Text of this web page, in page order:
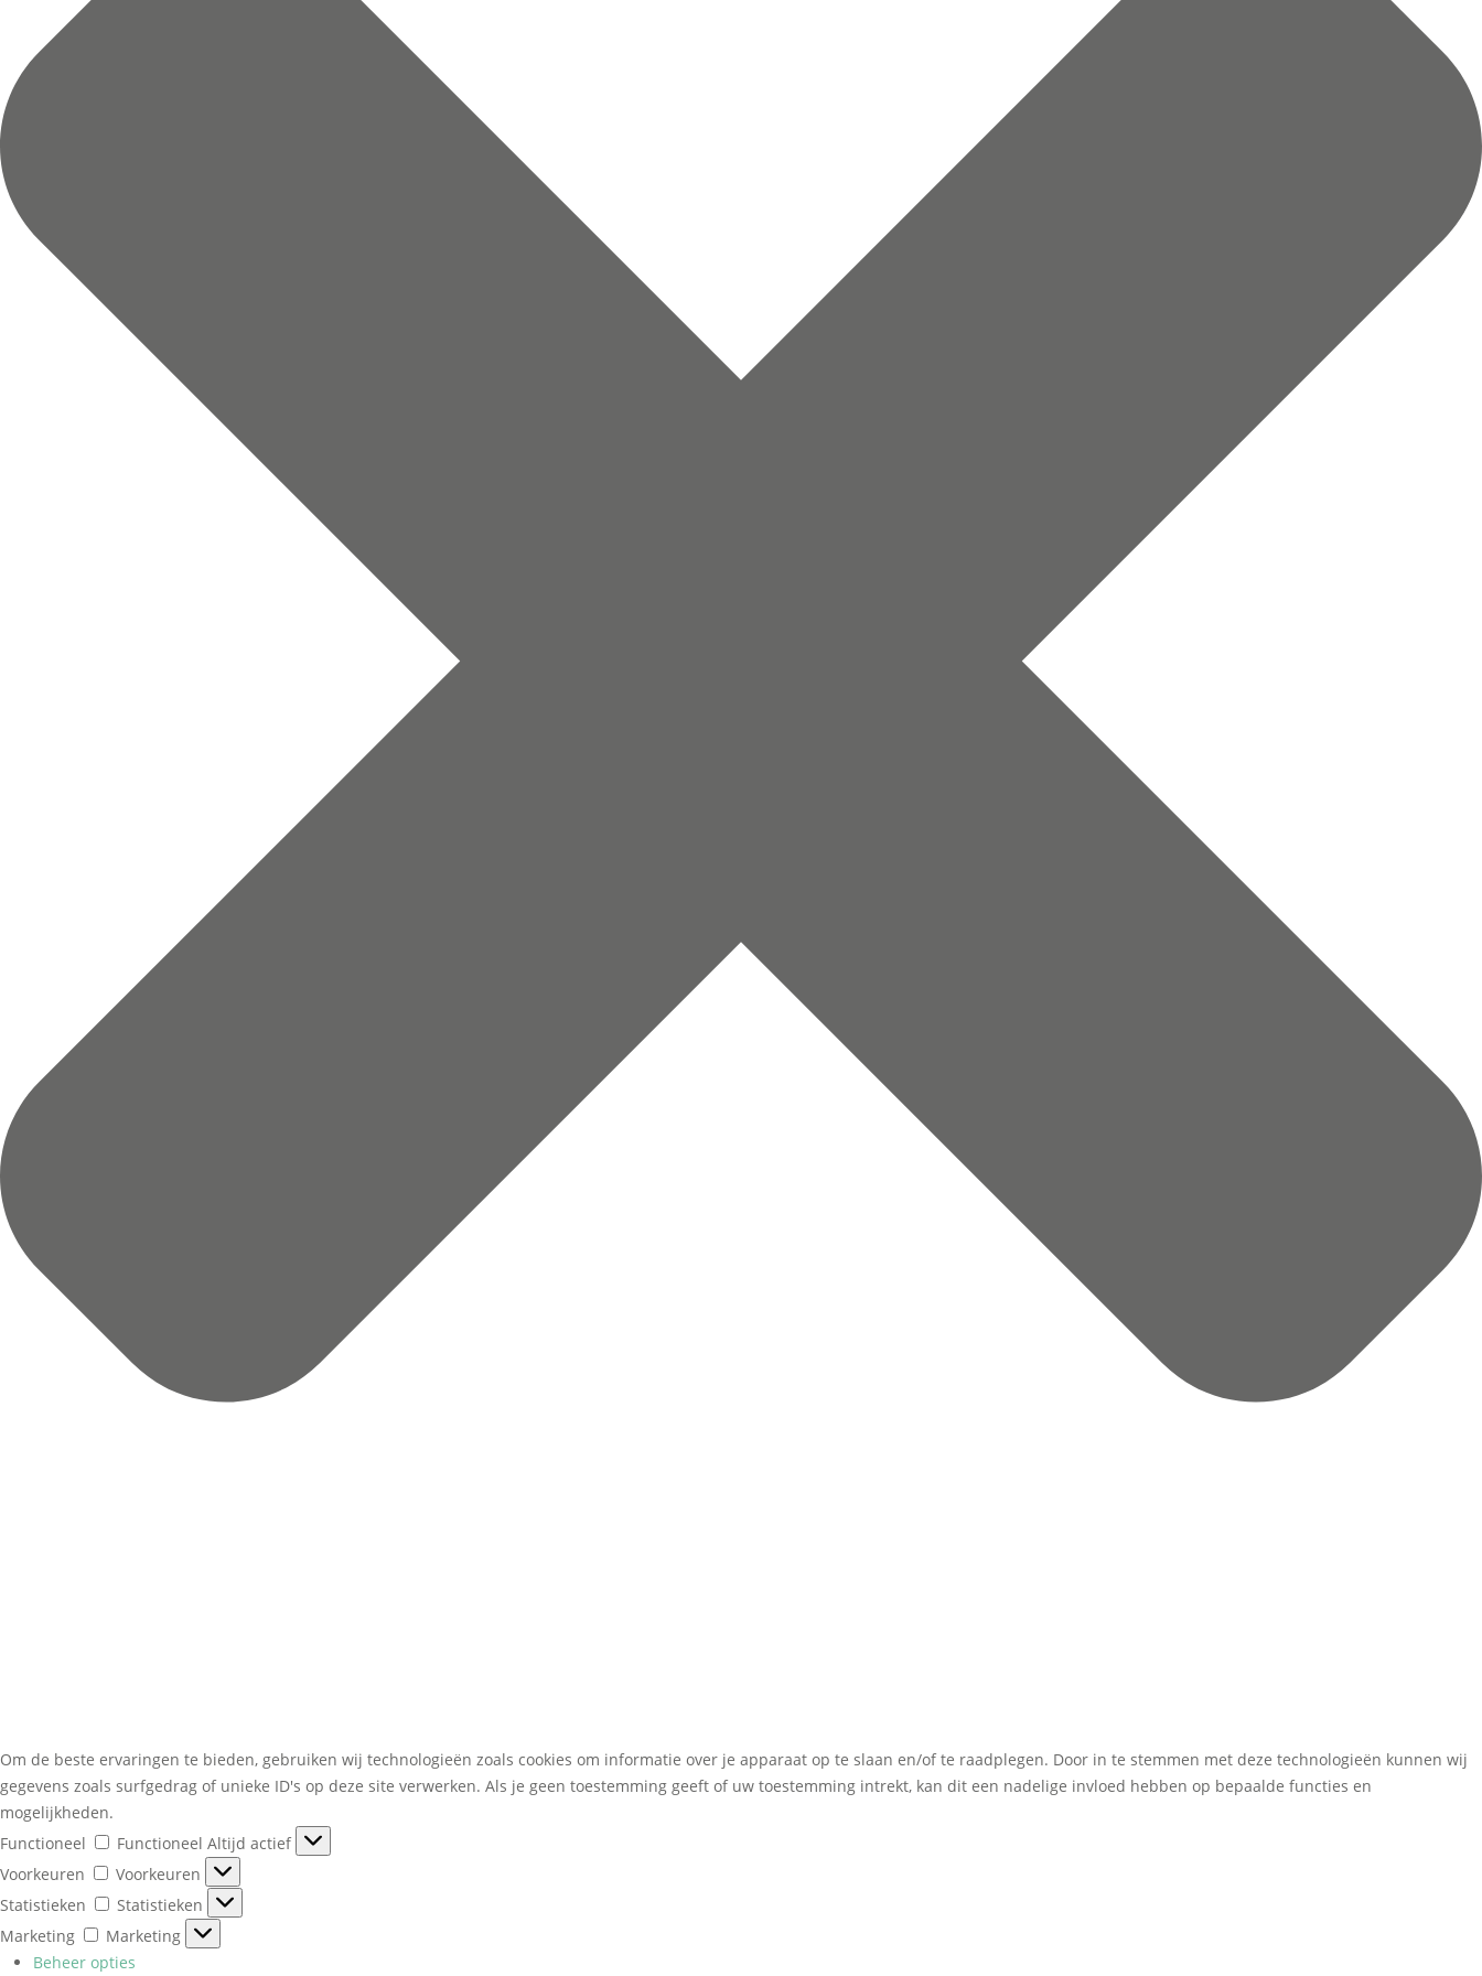
Om de beste ervaringen te bieden, gebruiken wij technologieën zoals cookies om informatie over je apparaat op te slaan en/of te raadplegen. Door in te stemmen met deze technologieën kunnen wij
gegevens zoals surfgedrag of unieke ID's op deze site verwerken. Als je geen toestemming geeft of uw toestemming intrekt, kan dit een nadelige invloed hebben op bepaalde functies en
mogelijkheden.
Functioneel
Functioneel Altijd actief
Voorkeuren
Voorkeuren
Statistieken
Statistieken
Marketing
Marketing
Beheer opties